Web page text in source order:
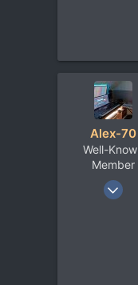
Alex-70
Well-
Member
17 Сен